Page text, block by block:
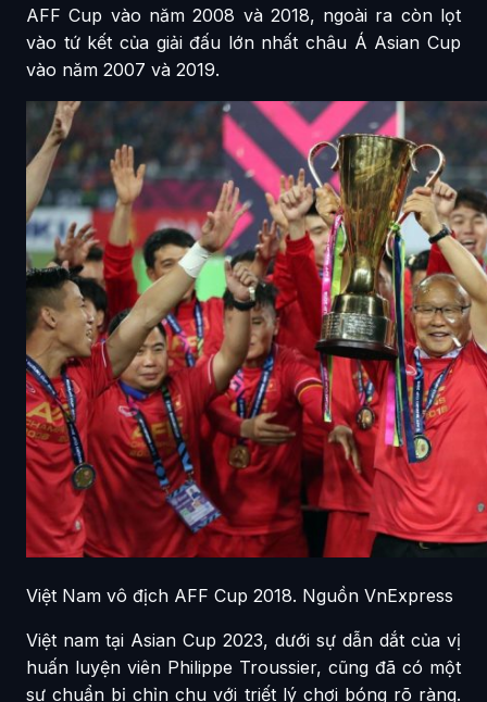
AFF Cup vào năm 2008 và 2018, ngoài ra còn lọt
vào tứ kết của giải đấu lớn nhất châu Á Asian Cup
vào năm 2007 và 2019.
Việt Nam vô địch AFF Cup 2018. Nguồn VnExpress
Việt nam tại Asian Cup 2023, dưới sự dẫn dắt của vị
huấn luyện viên Philippe Troussier, cũng đã có một
sự chuẩn bị chỉn chu với triết lý chơi bóng rõ ràng.